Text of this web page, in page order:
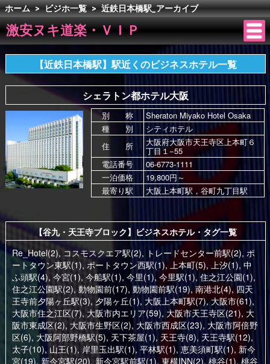
ホーム > ビジホ一覧 > 近鉄日本橋駅_アーカイブ
激安ヌキ道楽・ＶＩＰ
【近鉄日本橋駅】駅近くのビジネスホテル一覧
シェラトン都ホテル大阪
別 称
Sheraton Miyako Hotel Osaka
種 別
シティホテル
住 所
大阪府大阪市天王寺区上本町６
丁目１−55
電話番号
06-6773-1111
一泊価格
19,800円～
最寄り駅
大阪上本町駅，谷町九丁目駅
【谷九・天王寺ブロック】ビジネスホテル・タグ一覧
Re_Hotel(2), コスモスクエア駅(2), トレードセンター前駅(2), ポ
ートタウン東駅(1), ポートタウン西駅(1), 上本町(5), 上汐(1), 中
ふ頭駅(4), 今宮(1), 今船駅(1), 今里(1), 今里駅(1), 住之江公園(1),
住之江公園駅(2), 動物園前(17), 動物園前駅(19),南港北(4),四天
王寺前夕陽ヶ丘駅(3), 夕陽ヶ丘(1), 大阪上本町駅(7),大阪市(61),
大阪市住之江区(7), 大阪市内エリア(59), 大阪市天王寺区(21), 大
阪市東成区(2), 大阪市生野区(2), 大阪市西成区(23), 大阪市阿倍野
区(6), 大阪阿部野橋駅(5), 天下茶屋(1), 天王寺(8), 天王寺駅(12),
太子(10), 山王(1), 岸里玉出駅(1), 平林駅(1), 恵美須町駅(1), 新今
宮(19), 新今宮駅(20), 新今宮駅前駅(1), 東横INN(2), 桃谷(1), 桃谷